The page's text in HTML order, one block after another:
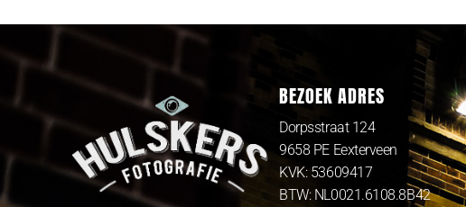
BEZOEK ADRES
Dorpsstraat 124
9658 PE Eexterveen
KVK: 53609417
BTW: NL0021.6108.8B42